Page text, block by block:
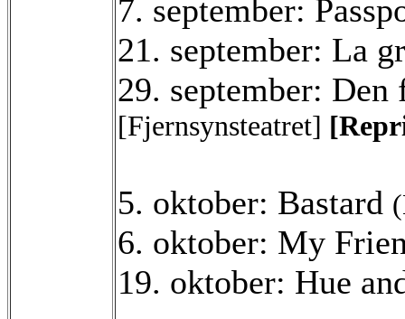
7. september:
21. september: La
29. september: Den
[Fjernsynsteatret]
5. oktober: Bastard
6. oktober: My
19. oktober: Hue